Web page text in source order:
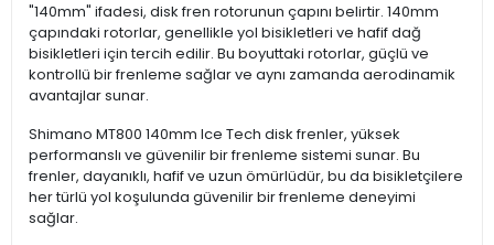
"140mm" ifadesi, disk fren rotorunun çapını belirtir. 140mm
çapındaki rotorlar, genellikle yol bisikletleri ve hafif dağ
bisikletleri için tercih edilir. Bu boyuttaki rotorlar, güçlü ve
kontrollü bir frenleme sağlar ve aynı zamanda aerodinamik
avantajlar sunar.
Shimano MT800 140mm Ice Tech disk frenler, yüksek
performanslı ve güvenilir bir frenleme sistemi sunar. Bu
frenler, dayanıklı, hafif ve uzun ömürlüdür, bu da bisikletçilere
her türlü yol koşulunda güvenilir bir frenleme deneyimi
sağlar.